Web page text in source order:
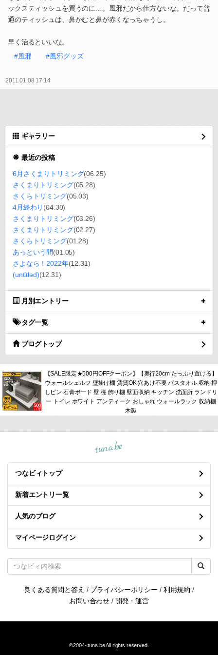
ックスティッシュを買うのに…。風邪だから仕方ないな。だって普
通のティッシュは、鼻かむと鼻が赤くなっちゃうし。
早く治るといいな。
#風邪
#風邪グッズ
2011.01.08 17:14
ギャラリー
最近の投稿
6月さくまりトリミング(06.25)
さくまりトリミング(05.28)
さくらトリミング(05.03)
4月終わり (04.30)
さくまりトリミング(03.26)
さくまりトリミング(02.27)
さくらトリミング(01.28)
あっという間(01.05)
さよなら！2022年(12.31)
(untitled)(12.31)
月別エントリー
タグ一覧
ブログトップ
【SALE限定★500円OFFクーポン】【奥行20cm たっぷり置ける】
ウォールシェルフ 壁掛け棚 賃貸OK 穴あけ不要 バスタオル 収納 押
しピン 石膏ボード 壁 棚 飾り棚 壁面収納 キッチン 洗面所 ランドリ
ー トイレ ホワイト アンティーク おしゃれ ウォールラック 収納棚
木製
tuna.be
つなビィトップ
新着エントリ一覧
人気のブログ
マイページログイン
良くある質問と答え / プライバシーポリシー / 利用規約 /
お問い合わせ / 開発・運営
©2004-tuna.beAll rights reserved.